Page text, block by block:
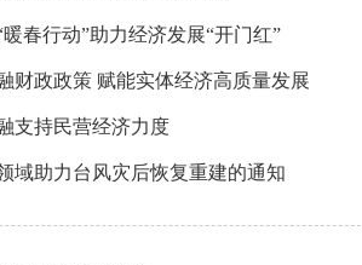
春行动”助力经济发展“开门红”
财政政策 赋能实体经济高质量发展
支持民营经济力度
域助力台风灾后恢复重建的通知